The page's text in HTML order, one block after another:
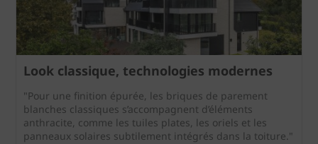
Look classique, technologies modernes
"Pour une finition épurée, les briques de parement
blanches classiques s’accompagnent d’éléments
anthracite, comme les tuiles plates, les oriels et les
panneaux solaires subtilement intégrés dans la toiture."